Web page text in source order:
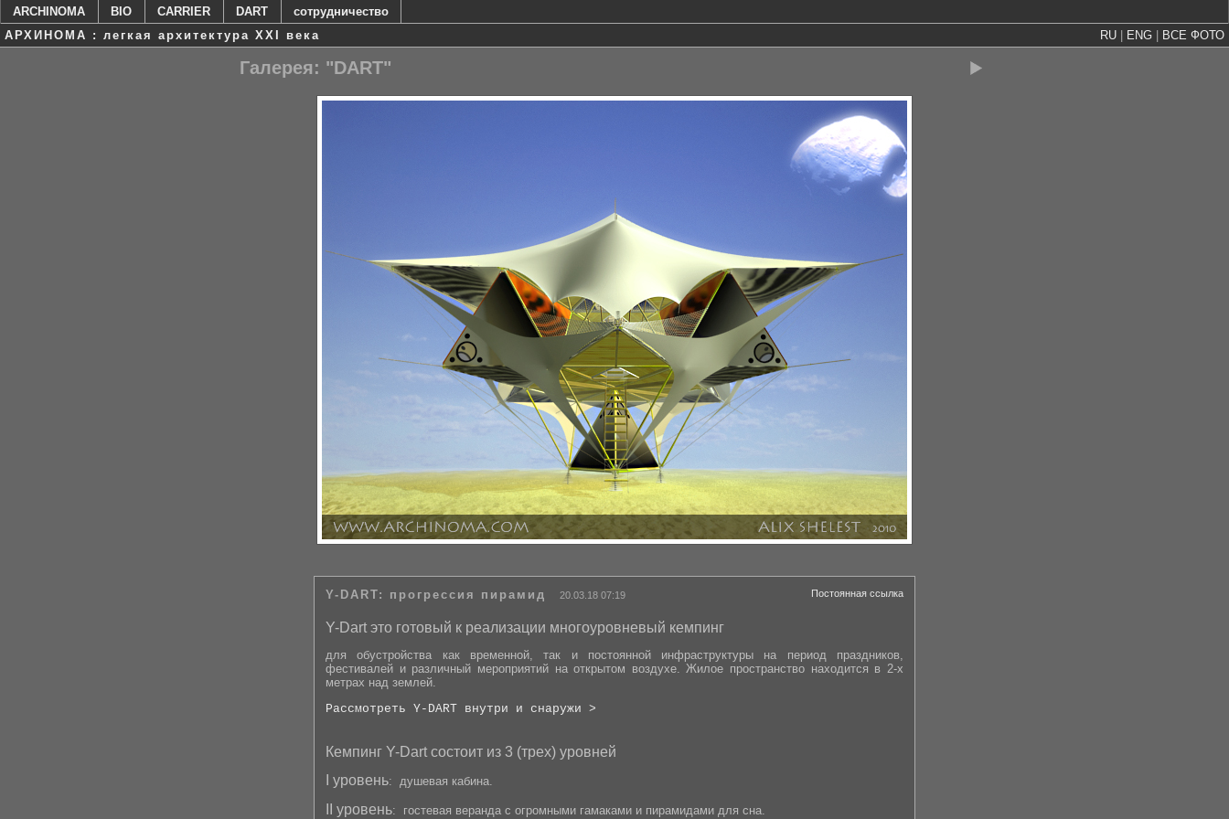
ARCHINOMA BIO CARRIER DART
сотрудничество
RU
ENG ВСЕ ФОТО
АРХИНОМА : легкая архитектура XXI века
Галерея: "DART"
Постоянная ссылка
Y-DART: прогрессия пирамид 20.03.18 07:19
Y-Dart это готовый к реализации многоуровневый кемпинг
для обустройства как временной, так и постоянной инфраструктуры на период праздников,
фестивалей и различный мероприятий на открытом воздухе. Жилое пространство находится в 2-х
метрах над землей.
Рассмотреть Y-DART внутри и снаружи >
Кемпинг Y-Dart состоит из 3 (трех) уровней
I уровень: душевая кабина.
II уровень: гостевая веранда с огромными гамаками и пирамидами для сна.